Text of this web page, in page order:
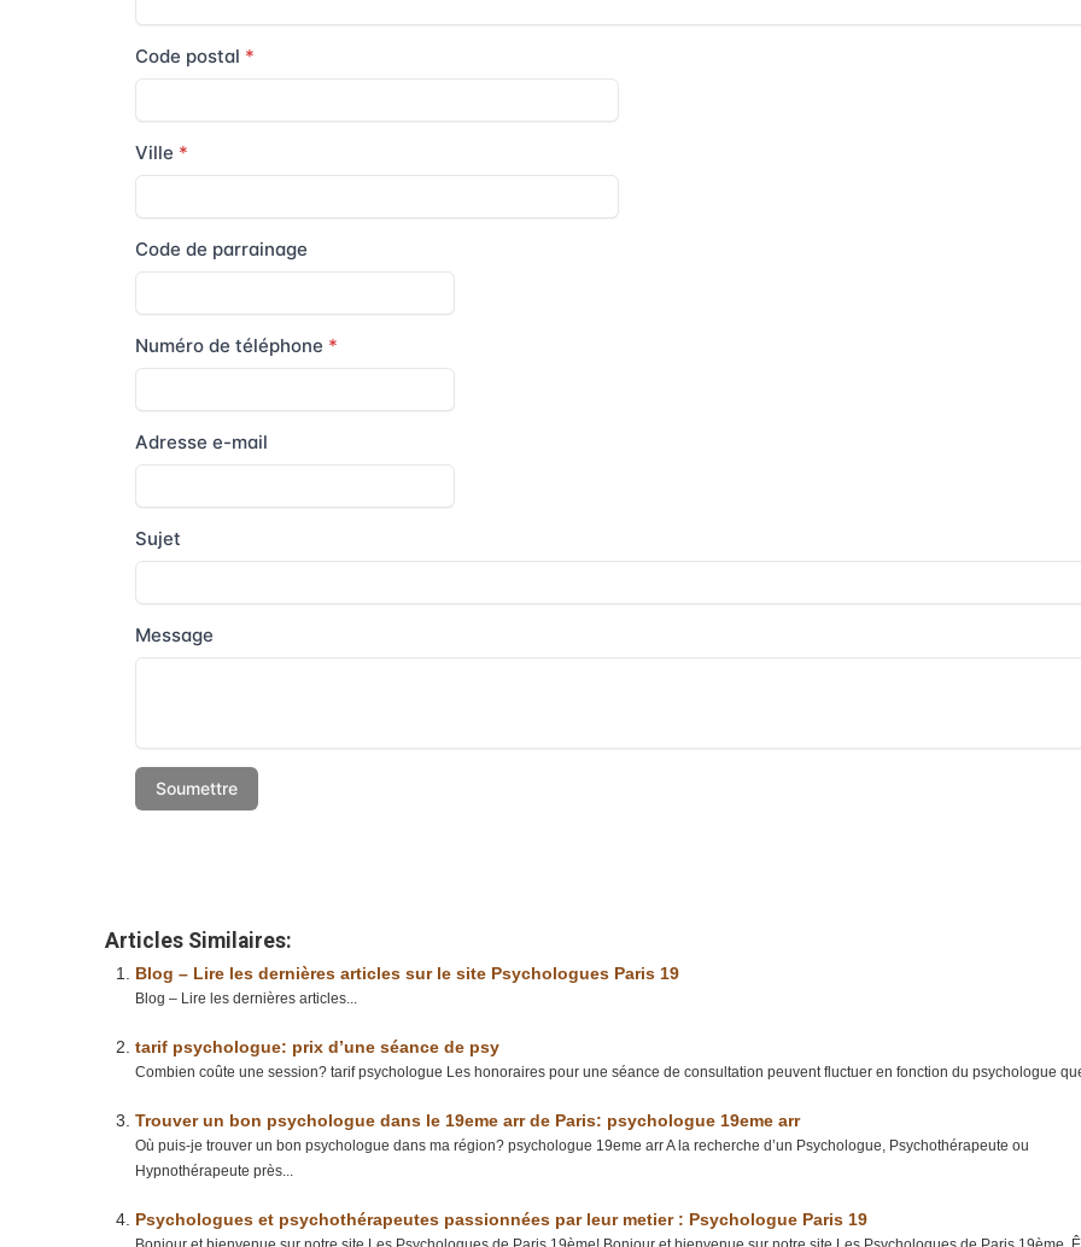
Articles Similaires:
Blog – Lire les dernières articles sur le site Psychologues Paris 19
Blog – Lire les dernières articles...
tarif psychologue: prix d’une séance de psy
Combien coûte une session? tarif psychologue Les honoraires pour une séance de consultation peuvent fluctuer en fonction du psychologue
Trouver un bon psychologue dans le 19eme arr de Paris: psychologue 19eme arr
Où puis-je trouver un bon psychologue dans ma région? psychologue 19eme arr A la recherche d’un Psychologue, Psychothérapeute ou
Hypnothérapeute près...
Psychologues et psychothérapeutes passionnées par leur metier : Psychologue Paris 19